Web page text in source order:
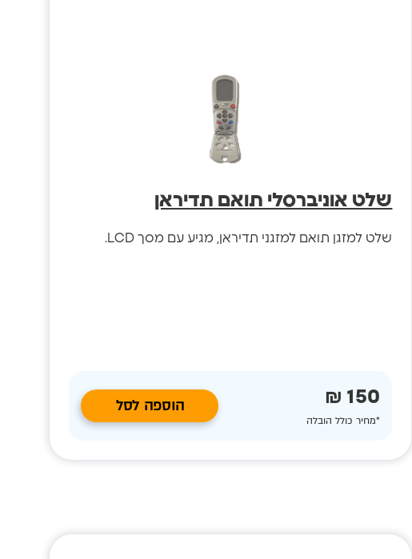
שלט אוניברסלי תואם תדיראן
שלט למזגן תואם למזגני תדיראן, מגיע עם מסך LCD.
150 ₪
*מחיר כולל הובלה
הוספה לסל